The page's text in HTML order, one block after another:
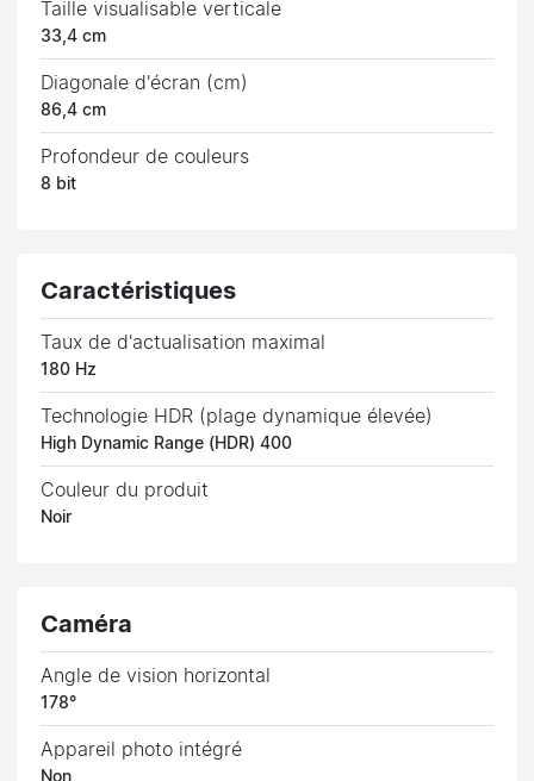
Taille visualisable verticale
33,4 cm
Diagonale d'écran (cm)
86,4 cm
Profondeur de couleurs
8 bit
Caractéristiques
Taux de d'actualisation maximal
180 Hz
Technologie HDR (plage dynamique élevée)
High Dynamic Range (HDR) 400
Couleur du produit
Noir
Caméra
Angle de vision horizontal
178°
Appareil photo intégré